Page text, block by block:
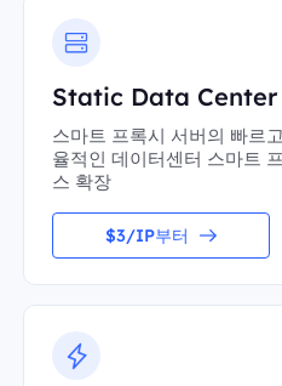
Static Data
스마트 프록시 서버의 빠르
율적인 데이터센터 스마트
스 확장
$3/IP부터